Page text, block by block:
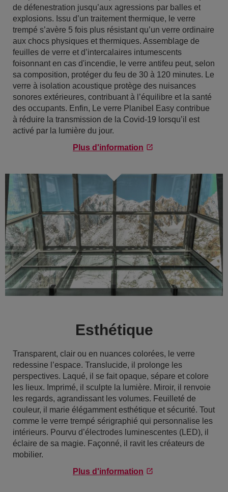
de défenestration jusqu’aux agressions par balles et
explosions. Issu d’un traitement thermique, le verre
trempé s’avère 5 fois plus résistant qu’un verre ordinaire
aux chocs physiques et thermiques. Assemblage de
feuilles de verre et d’intercalaires intumescents
foisonnant en cas d'incendie, le verre antifeu peut, selon
sa composition, protéger du feu de 30 à 120 minutes. Le
verre à isolation acoustique protège des nuisances
sonores extérieures, contribuant à l’équilibre et la santé
des occupants. Enfin, Le verre Planibel Easy contribue
à réduire la transmission de la Covid-19 lorsqu’il est
activé par la lumière du jour.
Plus d'information
Esthétique
Transparent, clair ou en nuances colorées, le verre
redessine l’espace. Translucide, il prolonge les
perspectives. Laqué, il se fait opaque, sépare et colore
les lieux. Imprimé, il sculpte la lumière. Miroir, il renvoie
les regards, agrandissant les volumes. Feuilleté de
couleur, il marie élégamment esthétique et sécurité. Tout
comme le verre trempé sérigraphié qui personnalise les
intérieurs. Pourvu d’électrodes luminescentes (LED), il
éclaire de sa magie. Façonné, il ravit les créateurs de
mobilier.
Plus d'information